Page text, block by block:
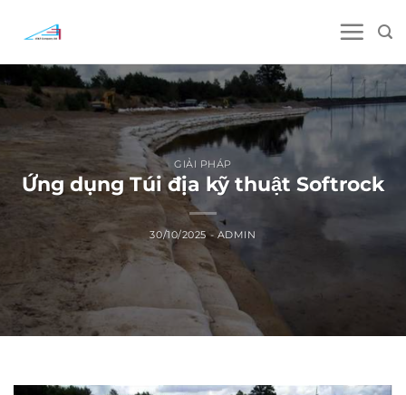
GIẢI PHÁP
Ứng dụng Túi địa kỹ thuật Softrock
30/10/2025- ADMIN